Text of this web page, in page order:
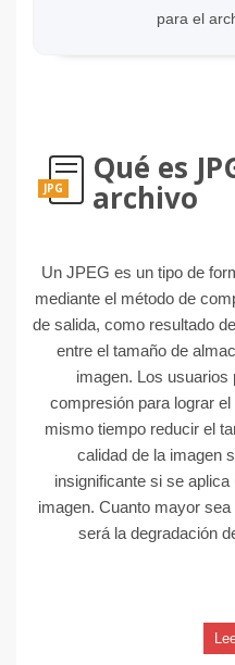
para el
JPG
Qué es
archivo
Un JPEG es un tipo de
mediante el método de
de salida, como resultado
entre el tamaño de
imagen. Los usuarios
compresión para lograr
mismo tiempo reducir el
calidad de la imagen
insignificante si se
imagen. Cuanto mayor
será la degradación